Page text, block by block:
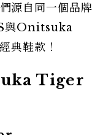
源自同一個品牌
與Onitsuka
典鞋款！
Tiger